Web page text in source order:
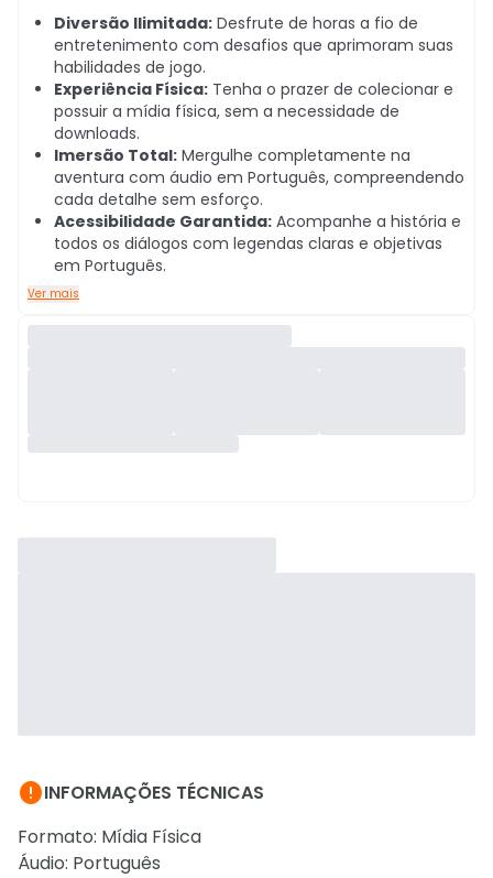
Diversão Ilimitada: Desfrute de horas a fio de
entretenimento com desafios que aprimoram suas
habilidades de jogo.
Experiência Física: Tenha o prazer de colecionar e
possuir a mídia física, sem a necessidade de
downloads.
Imersão Total: Mergulhe completamente na
aventura com áudio em Português, compreendendo
cada detalhe sem esforço.
Acessibilidade Garantida: Acompanhe a história e
todos os diálogos com legendas claras e objetivas
em Português.
Ver mais
INFORMAÇÕES TÉCNICAS
Formato: Mídia Física
Áudio: Português